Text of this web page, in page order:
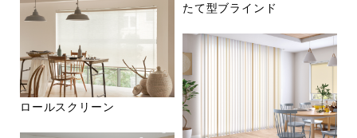
ロールスクリーン
たて型ブラインド